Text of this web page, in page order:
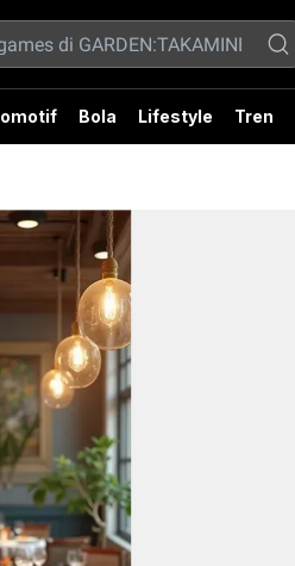
Bola Lifestyle Tren